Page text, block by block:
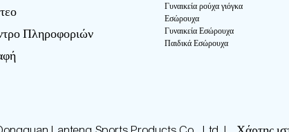
Πληροφοριών
Γυναικεία ρούχα γιόγκα
Εσώρουχα
Γυναικεία Εσώρουχα
Παιδικά Εσώρουχα